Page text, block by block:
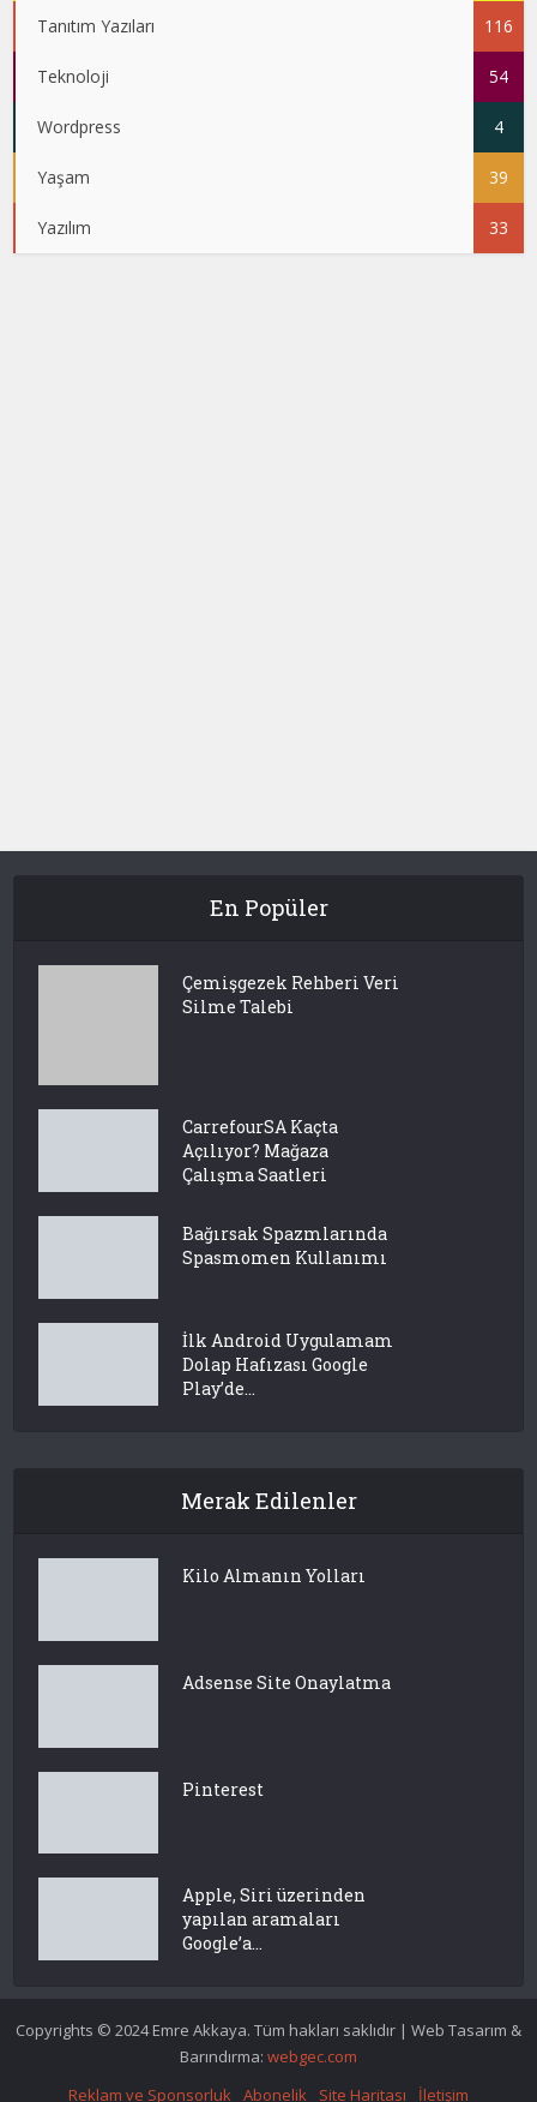
Tanıtım Yazıları 116
Teknoloji 54
Wordpress 4
Yaşam 39
Yazılım 33
En Popüler
Çemişgezek Rehberi Veri
Silme Talebi
CarrefourSA Kaçta
Açılıyor? Mağaza
Çalışma Saatleri
Bağırsak Spazmlarında
Spasmomen Kullanımı
İlk Android Uygulamam
Dolap Hafızası Google
Play’de...
Merak Edilenler
Kilo Almanın Yolları
Adsense Site Onaylatma
Pinterest
Apple, Siri üzerinden
yapılan aramaları
Google’a...
Copyrights © 2024 Emre Akkaya. Tüm hakları saklıdır | Web Tasarım &
Barındırma: webgec.com
Reklam ve Sponsorluk Abonelik Site Haritası İletişim